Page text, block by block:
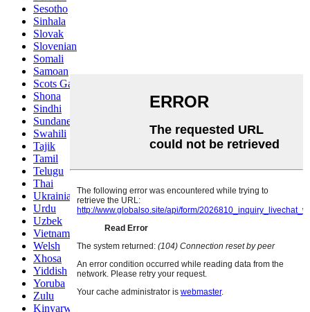
Sesotho
Sinhala
Slovak
Slovenian
Somali
Samoan
Scots Gaelic
Shona
Sindhi
Sundanese
Swahili
Tajik
Tamil
Telugu
Thai
Ukrainian
Urdu
Uzbek
Vietnamese
Welsh
Xhosa
Yiddish
Yoruba
Zulu
Kinyarwanda